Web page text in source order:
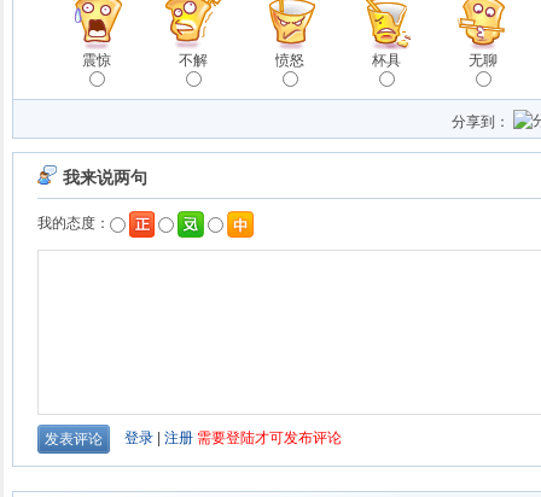
震惊 不解 愤怒 杯具 无聊
分享到：